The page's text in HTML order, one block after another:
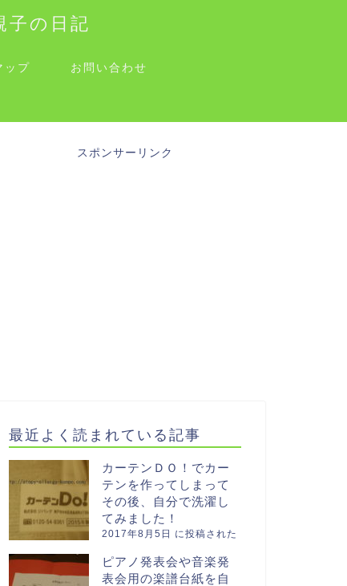
子の日記
ップ お問い合わせ
スポンサーリンク
最近よく読まれている記事
カーテンＤＯ！でカー
テンを作ってしまって
その後、自分で洗濯し
てみました！
2017年8月5日 に投稿された
ピアノ発表会や音楽発
表会用の楽譜台紙を自